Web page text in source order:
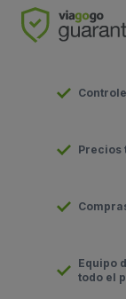
Precios
Equipo
todo el